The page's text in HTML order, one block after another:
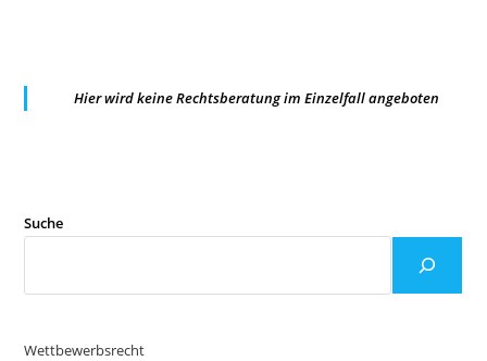
Hier wird keine Rechtsberatung im Einzelfall angeboten
Suche
Wettbewerbsrecht